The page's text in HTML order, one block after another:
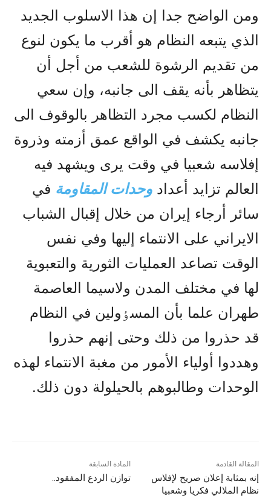
ومن الواضح جدا إن هذا الاسلوب الجديد
الذي يتبعه النظام هو أقرب ما يکون لنوع
من تقديم الرشوة للشعب من أجل أن
يتظاهر بأنه يقف الى جانبه، وإن سعي
النظام لکسب مجرد التظاهر بالوقوف الى
جانبه يکشف في الواقع عمق أزمته وذروة
إفلاسه شعبيا في وقت يرى ويشهد فيه
العالم تزايد أعداد وحدات المقاومة في
سائر أرجاء إيران من خلال إقبال الشباب
الايراني على الانتماء إليها وفي نفس
الوقت تصاعد العمليات الثورية والتعبوية
لها في مختلف المدن ولاسيما العاصمة
طهران علما بأن المسٶولين في النظام
قد حذروا من ذلك وحتى إنهم حذروا
وهددوا أولياء الأمور من مغبة الانتماء لهذه
الوحدات وطالبوهم بالحيلولة دون ذلك.
المادة السابقة
توازن الردع المفقود..
المقالة القادمة
إنه بمثابة إعلان صريح لإفلاس
نظام الملالي فکريا وشعبيا